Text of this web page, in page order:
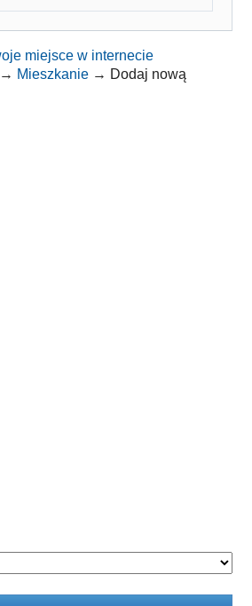
miejsce w internecie
→ Mieszkanie → Dodaj nową